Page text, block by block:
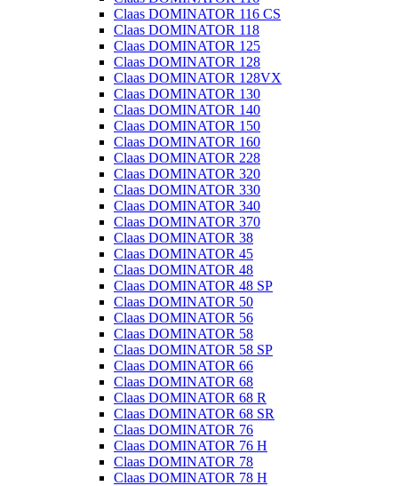
Claas DOMINATOR 116 CS
Claas DOMINATOR 118
Claas DOMINATOR 125
Claas DOMINATOR 128
Claas DOMINATOR 128VX
Claas DOMINATOR 130
Claas DOMINATOR 140
Claas DOMINATOR 150
Claas DOMINATOR 160
Claas DOMINATOR 228
Claas DOMINATOR 320
Claas DOMINATOR 330
Claas DOMINATOR 340
Claas DOMINATOR 370
Claas DOMINATOR 38
Claas DOMINATOR 45
Claas DOMINATOR 48
Claas DOMINATOR 48 SP
Claas DOMINATOR 50
Claas DOMINATOR 56
Claas DOMINATOR 58
Claas DOMINATOR 58 SP
Claas DOMINATOR 66
Claas DOMINATOR 68
Claas DOMINATOR 68 R
Claas DOMINATOR 68 SR
Claas DOMINATOR 76
Claas DOMINATOR 76 H
Claas DOMINATOR 78
Claas DOMINATOR 78 H